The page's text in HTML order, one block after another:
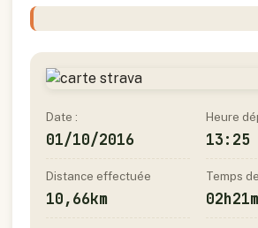
Date :
01/10/2016
Heure
13:25
Distance effectuée
10,66km
Temps